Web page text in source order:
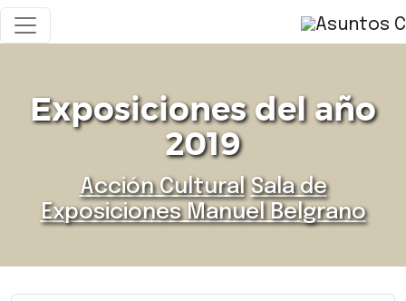
Exposiciones del año
2019
Acción Cultural Sala de
Exposiciones Manuel Belgrano